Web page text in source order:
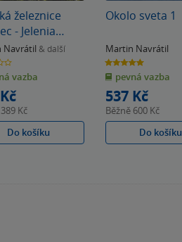
železnice
- Jelenia
na starých
Navrátil & další
vazba
389 Kč
Do košíku
Okolo sveta 1
Martin Navrátil
5.0
z
5
hvězdiček
pevná vazba
537 Kč
Běžně 600 Kč
Do košíku